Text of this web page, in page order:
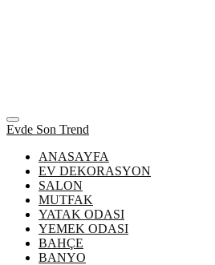
Evde Son Trend
ANASAYFA
EV DEKORASYON
SALON
MUTFAK
YATAK ODASI
YEMEK ODASI
BAHÇE
BANYO